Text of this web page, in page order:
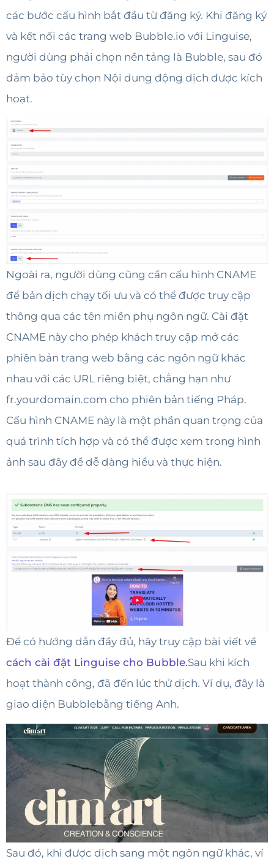
các bước cấu hình bắt đầu từ đăng ký. Khi đăng ký
và kết nối các trang web Bubble.io với Linguise,
người dùng phải chọn nền tảng là Bubble, sau đó
đảm bảo tùy chọn Nội dung động dịch được kích
hoạt.
Ngoài ra, người dùng cũng cần cấu hình CNAME
để bản dịch chạy tối ưu và có thể được truy cập
thông qua các tên miền phụ ngôn ngữ. Cài đặt
CNAME này cho phép khách truy cập mở các
phiên bản trang web bằng các ngôn ngữ khác
nhau với các URL riêng biệt, chẳng hạn như
fr.yourdomain.com cho phiên bản tiếng Pháp.
Cấu hình CNAME này là một phần quan trọng của
quá trình tích hợp và có thể được xem trong hình
ảnh sau đây để dễ dàng hiểu và thực hiện.
Để có hướng dẫn đầy đủ, hãy truy cập bài viết về
cách cài đặt Linguise cho Bubble.Sau khi kích
hoạt thành công, đã đến lúc thử dịch. Ví dụ, đây là
giao diện Bubblebằng tiếng Anh.
Sau đó, khi được dịch sang một ngôn ngữ khác, ví